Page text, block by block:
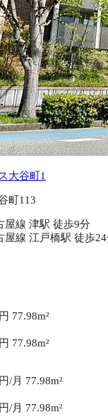
大谷町1
町113
屋線 津駅 徒歩9分
屋線 江戸橋駅 徒歩
77.98m²
77.98m²
/月 77.98m²
/月 77.98m²